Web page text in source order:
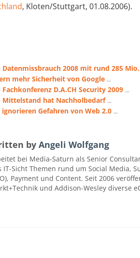
, Kloten/Stuttgart, 01.08.2006).
Datenmissbrauch 2008 mit rund 285
mehr Sicherheit von Google ...
Fachkonferenz D.A.CH Security 2009 ...
Mittelstand hat Nachholbedarf ...
Gefahren von Web 2.0 ...
by Angeli Wolfgang
bei Media-Saturn als Senior
IT-Sicht Themen rund um Social Media,
Payment und Content. Seit 2006
und Addison-Wesley diverse